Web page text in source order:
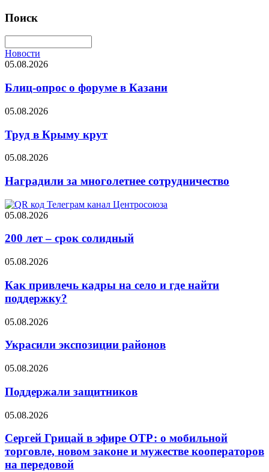
Поиск
Новости
05.08.2026
Блиц-опрос о форуме в Казани
05.08.2026
Труд в Крыму крут
05.08.2026
Наградили за многолетнее сотрудничество
05.08.2026
200 лет – срок солидный
05.08.2026
Как привлечь кадры на село и где найти
поддержку?
05.08.2026
Украсили экспозиции районов
05.08.2026
Поддержали защитников
05.08.2026
Сергей Грицай в эфире ОТР: о мобильной
торговле, новом законе и мужестве кооператоров
на передовой